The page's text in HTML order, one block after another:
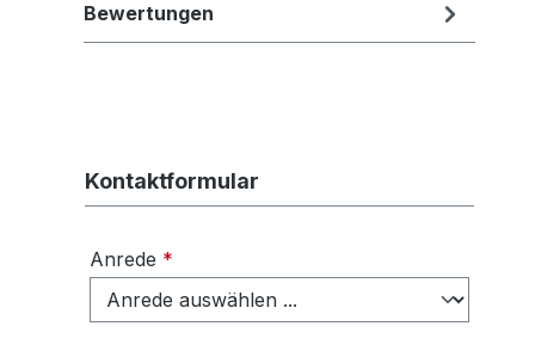
Bewertungen
Kontaktformular
Anrede *